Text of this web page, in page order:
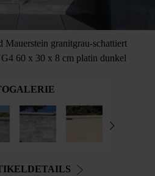
Mauerstein granitgrau-schattiert
60 x 30 x 8 cm platin dunkel